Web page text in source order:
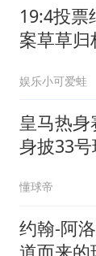
19:4投票
案草草归
娱乐小可爱蛙
皇马热
身披33号
懂球帝
约翰-阿